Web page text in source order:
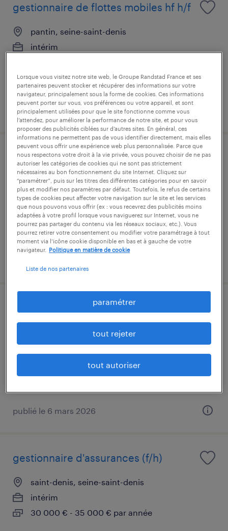
gestionnaire de flottes mobiles hf h/f
pantin, seine-saint-denis
intérim
publié le 21 mai 2026
gestionnaire sinistre iard ( rc / dab)
(f/h)
paris, paris
cdi
38 000 € - 40 000 € par année
assistant ressources humaines (f/h)
saint-denis, seine-saint-denis
intérim
29 000 € par année
publié le 6 mars 2026
gestionnaire d'assurances (f/h)
saint-denis, seine-saint-denis
intérim
30 000 € - 35 000 € par année
Lorsque vous visitez notre site web, le Groupe Randstad France et ses
partenaires peuvent stocker et récupérer des informations sur votre
navigateur, principalement sous la forme de cookies. Ces informations
peuvent porter sur vous, vos préférences ou votre appareil, et sont
principalement utilisées pour que le site fonctionne comme vous
l’attendez, pour améliorer la performance de notre site, et pour vous
proposer des publicités ciblées sur d’autres sites. En général, ces
informations ne permettent pas de vous identifier directement, mais elles
peuvent vous offrir une expérience web plus personnalisée. Parce que
nous respectons votre droit à la vie privée, vous pouvez choisir de ne pas
autoriser les catégories de cookies qui ne sont pas strictement
nécessaires au bon fonctionnement du site Internet. Cliquez sur
“paramétrer”, puis sur les titres des différentes catégories pour en savoir
plus et modifier nos paramètres par défaut. Toutefois, le refus de certains
types de cookies peut affecter votre navigation sur le site et les services
que nous pouvons vous offrir (ex : vous recevrez des publicités moins
adaptées à votre profil lorsque vous naviguerez sur Internet, vous ne
pourrez pas partager du contenu via les réseaux sociaux, etc.). Vous
pourrez retirer votre consentement ou modifier votre paramétrage à tout
moment via l’icône cookie disponible en bas et à gauche de votre
navigateur.
Politique en matière de cookie
Liste de nos partenaires
paramétrer
tout rejeter
tout autoriser